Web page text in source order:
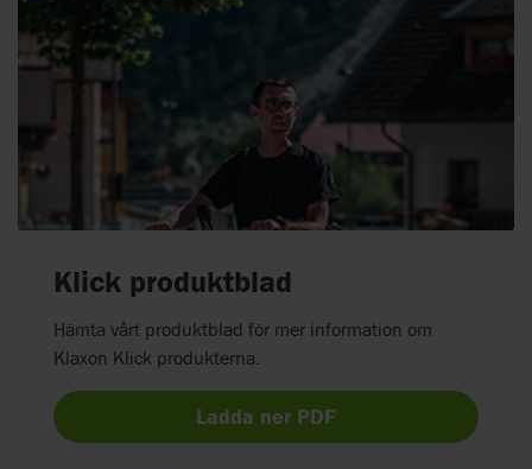
Klick produktblad
Hämta vårt produktblad för mer information om
Klaxon Klick produkterna.
Ladda ner PDF